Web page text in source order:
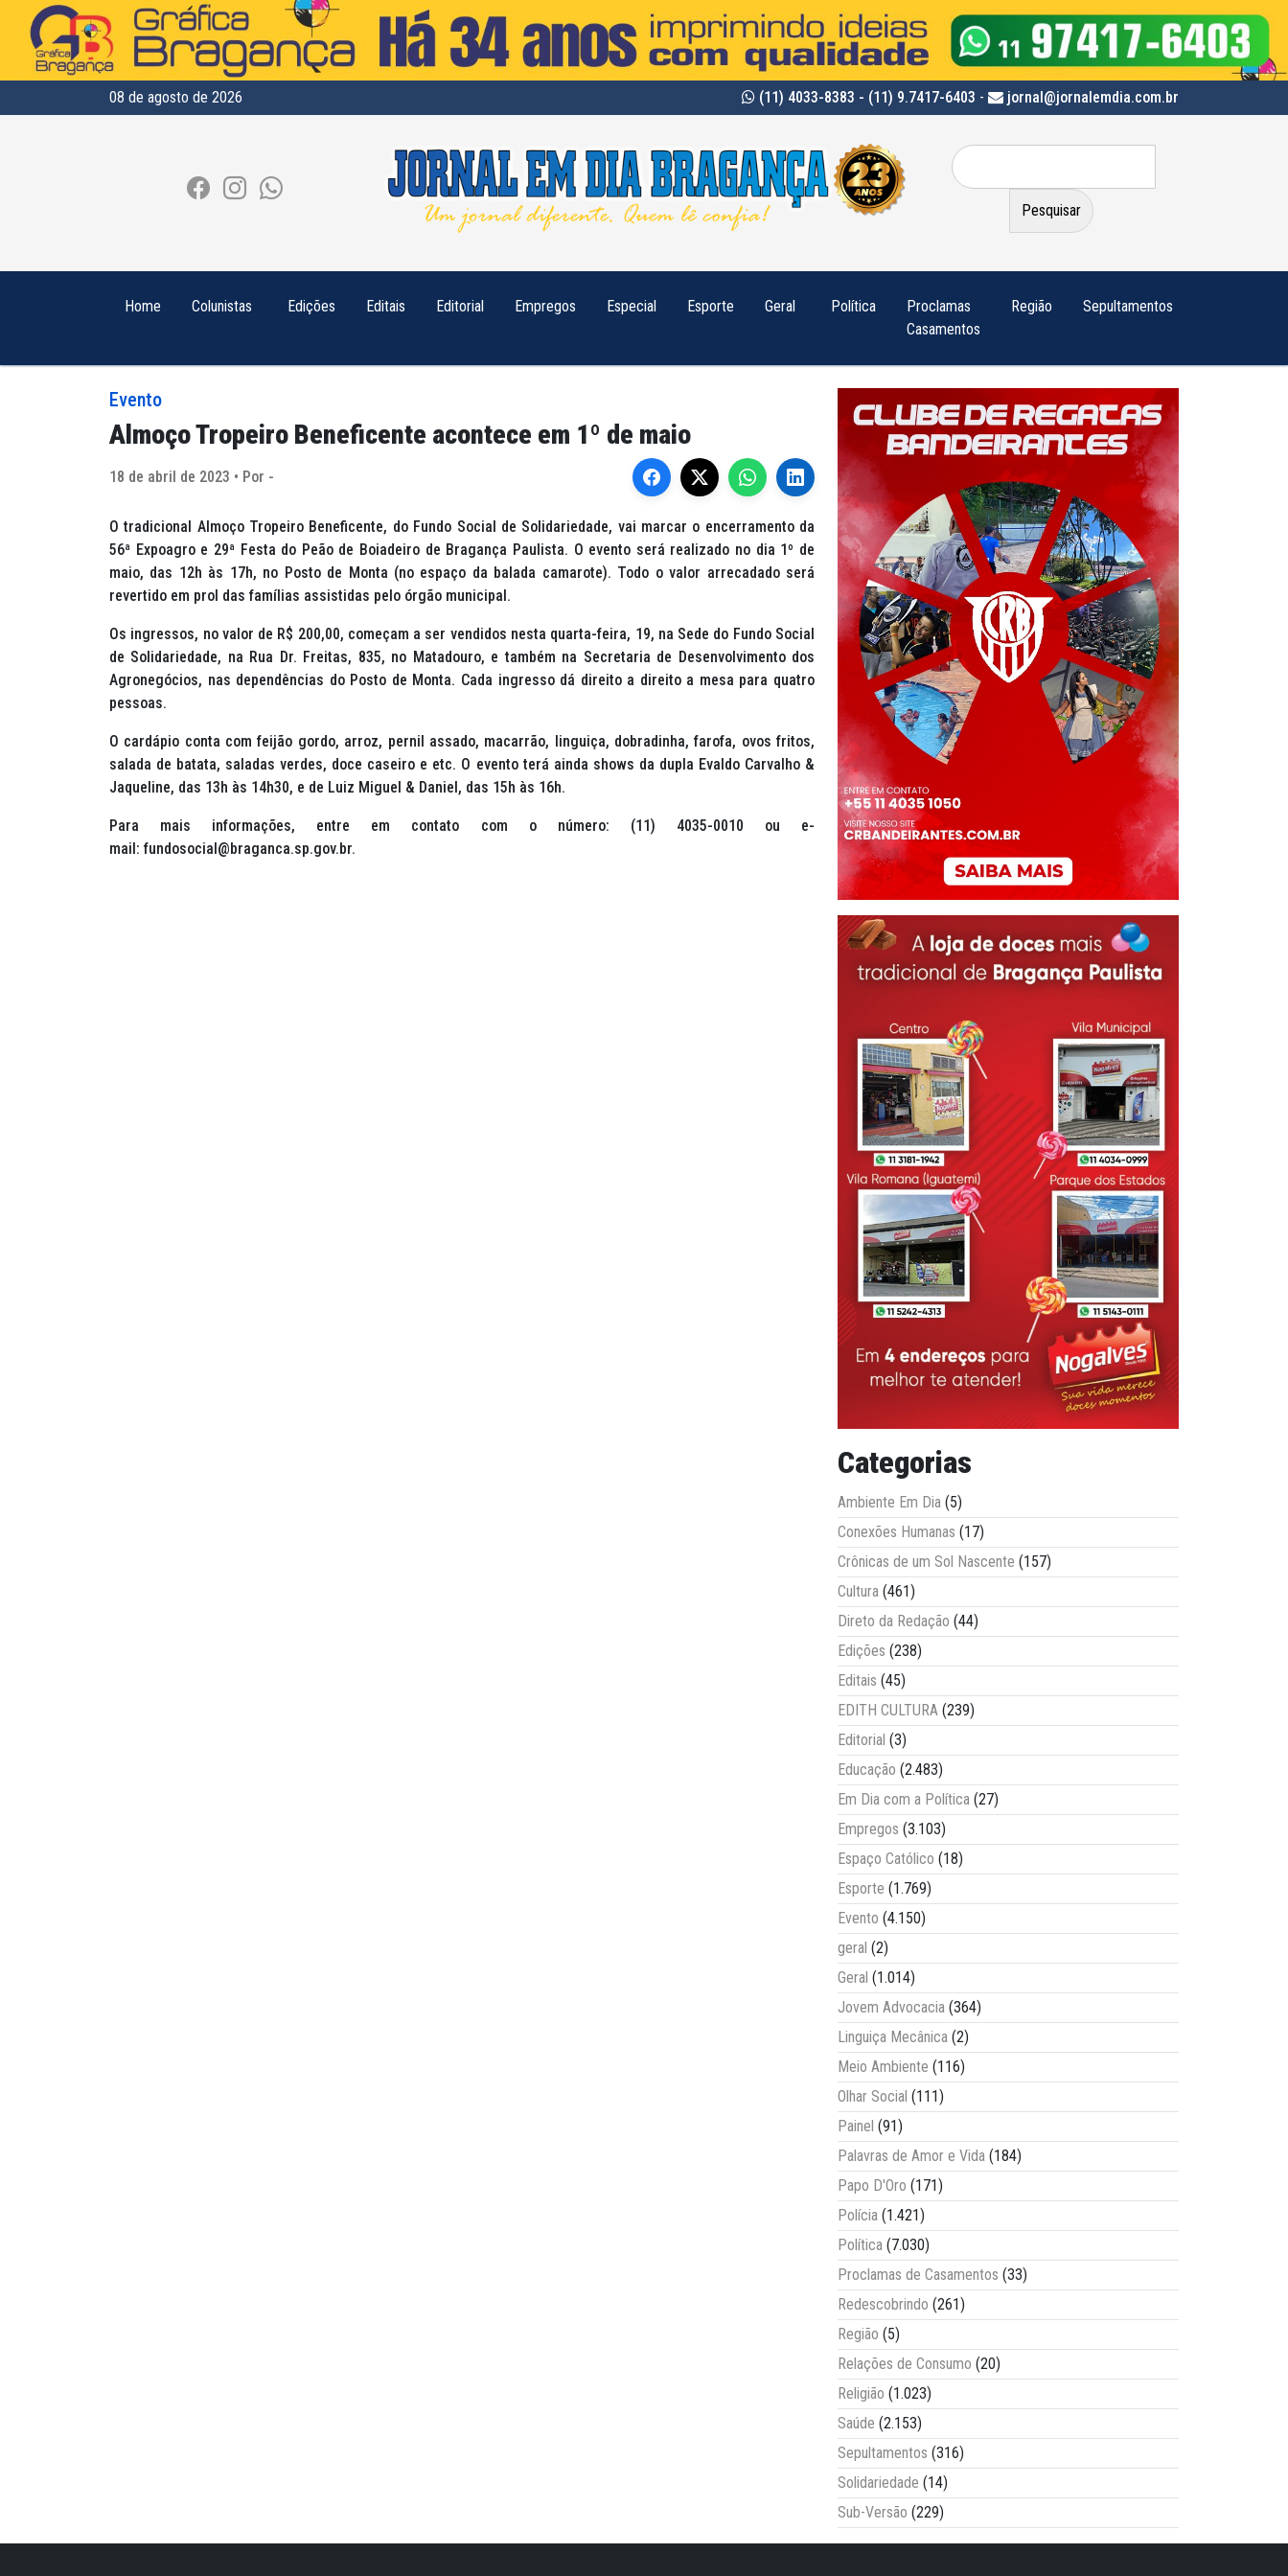
08 de agosto de 2026 (11) 4033-8383 - (11) 9.7417-6403 - jornal@jornalemdia.com.br
Pesquisar
por:
Home Colunistas Edições Editais Editorial Empregos Especial Esporte Geral Política
Proclamas
Casamentos
Região Sepultamentos
Evento
Almoço Tropeiro Beneficente acontece em 1º de maio
18 de abril de 2023 • Por -
O tradicional Almoço Tropeiro Beneficente, do Fundo Social de Solidariedade, vai marcar o encerramento da
56ª Expoagro e 29ª Festa do Peão de Boiadeiro de Bragança Paulista. O evento será realizado no dia 1º de
maio, das 12h às 17h, no Posto de Monta (no espaço da balada camarote). Todo o valor arrecadado será
revertido em prol das famílias assistidas pelo órgão municipal.
Os ingressos, no valor de R$ 200,00, começam a ser vendidos nesta quarta-feira, 19, na Sede do Fundo Social
de Solidariedade, na Rua Dr. Freitas, 835, no Matadouro, e também na Secretaria de Desenvolvimento dos
Agronegócios, nas dependências do Posto de Monta. Cada ingresso dá direito a direito a mesa para quatro
pessoas.
O cardápio conta com feijão gordo, arroz, pernil assado, macarrão, linguiça, dobradinha, farofa, ovos fritos,
salada de batata, saladas verdes, doce caseiro e etc. O evento terá ainda shows da dupla Evaldo Carvalho &
Jaqueline, das 13h às 14h30, e de Luiz Miguel & Daniel, das 15h às 16h.
Para mais informações, entre em contato com o número: (11) 4035-0010 ou e-
mail: fundosocial@braganca.sp.gov.br.
Categorias
Ambiente Em Dia (5)
Conexões Humanas (17)
Crônicas de um Sol Nascente (157)
Cultura (461)
Direto da Redação (44)
Edições (238)
Editais (45)
EDITH CULTURA (239)
Editorial (3)
Educação (2.483)
Em Dia com a Política (27)
Empregos (3.103)
Espaço Católico (18)
Esporte (1.769)
Evento (4.150)
geral (2)
Geral (1.014)
Jovem Advocacia (364)
Linguiça Mecânica (2)
Meio Ambiente (116)
Olhar Social (111)
Painel (91)
Palavras de Amor e Vida (184)
Papo D'Oro (171)
Polícia (1.421)
Política (7.030)
Proclamas de Casamentos (33)
Redescobrindo (261)
Região (5)
Relações de Consumo (20)
Religião (1.023)
Saúde (2.153)
Sepultamentos (316)
Solidariedade (14)
Sub-Versão (229)